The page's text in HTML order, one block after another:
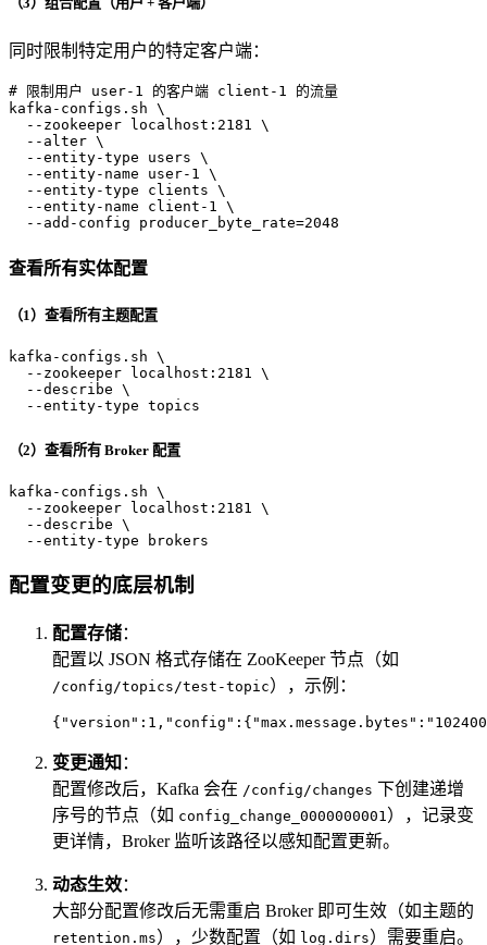
同时限制特定用户的特定客户端：
# 限制用户 user-1 的客户端 client-1 的流量
kafka-configs.sh \
  --zookeeper localhost:2181 \
  --alter \
  --entity-type
users \
  --entity-name user-1 \
  --entity-type clients \
  --entity-name client-1 \
  --add-config producer_byte_rate=2048
查看所有实体配置
（1）查看所有主题配置
kafka-configs.sh \
  --zookeeper localhost:2181 \
  --describe \
  --entity-type topics
（2）查看所有 Broker 配置
kafka-configs.sh \
  --zookeeper localhost:2181 \
  --describe \
  --entity-type brokers
配置变更的底层机制
配置存储：
配置以 JSON 格式存储在 ZooKeeper 节点（如
/config/topics/test-topic），示例：
{ "version" : 1 , "config" : { "max.message.bytes" :
变更通知 ：
配置修改后，Kafka 会在 /config/changes 下创建递增
序号的节点（如 config_change_0000000001），记录变
更详情，Broker 监听该路径以感知配置更新。
动态生效：
大部分配置修改后无需重启 Broker 即可生效（如主题的
retention.ms），少数配置（如 log.dirs）需要重启。